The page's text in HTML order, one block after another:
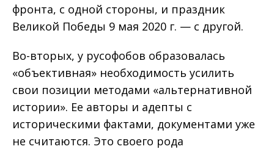
фронта, с одной стороны, и праздник
Великой Победы 9 мая 2020 г. — с другой.
Во-вторых, у русофобов образовалась
«объективная» необходимость усилить
свои позиции методами «альтернативной
истории». Ее авторы и адепты с
историческими фактами, документами уже
не считаются. Это своего рода